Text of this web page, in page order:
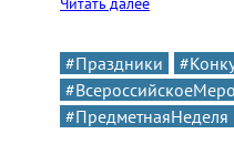
#Праздники
#ПредметнаяНеделя